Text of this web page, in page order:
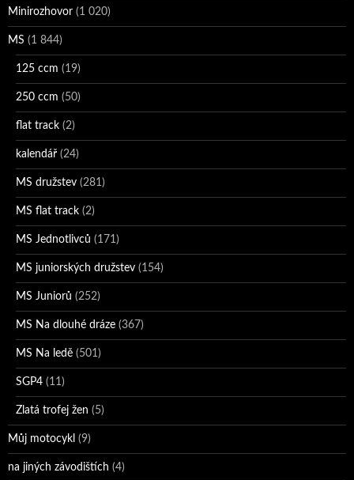
Minirozhovor (1 020)
MS (1 844)
125 ccm (19)
250 ccm (50)
flat track (2)
kalendář (24)
MS družstev (281)
MS flat track (2)
MS Jednotlivců (171)
MS juniorských družstev (154)
MS Juniorů (252)
MS Na dlouhé dráze (367)
MS Na ledě (501)
SGP4 (11)
Zlatá trofej žen (5)
Můj motocykl (9)
na jiných závodištích (4)